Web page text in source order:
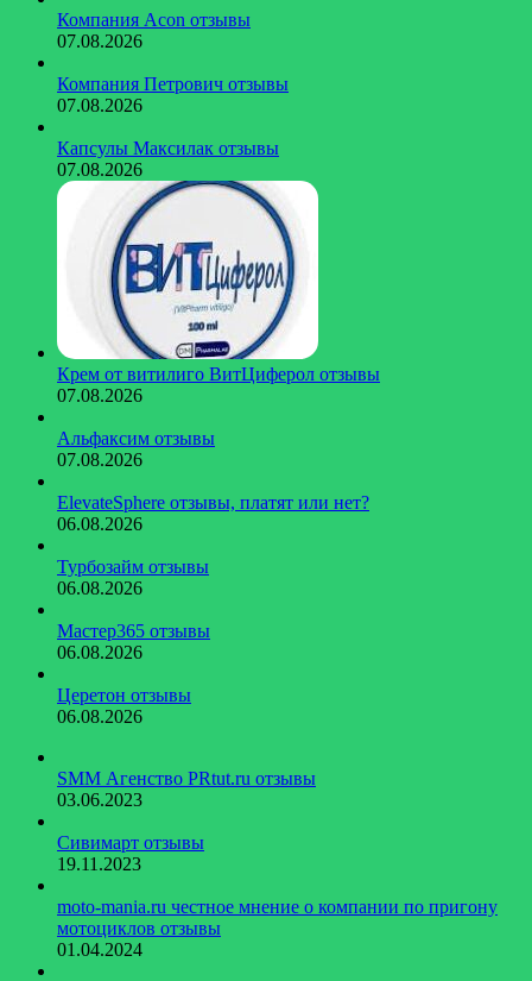
Компания Acon отзывы
07.08.2026
Компания Петрович отзывы
07.08.2026
Капсулы Максилак отзывы
07.08.2026
Крем от витилиго ВитЦиферол отзывы
07.08.2026
Альфаксим отзывы
07.08.2026
ElevateSphere отзывы, платят или нет?
06.08.2026
Турбозайм отзывы
06.08.2026
Мастер365 отзывы
06.08.2026
Церетон отзывы
06.08.2026
SMM Агенство PRtut.ru отзывы
03.06.2023
Сивимарт отзывы
19.11.2023
moto-mania.ru честное мнение о компании по пригону
мотоциклов отзывы
01.04.2024